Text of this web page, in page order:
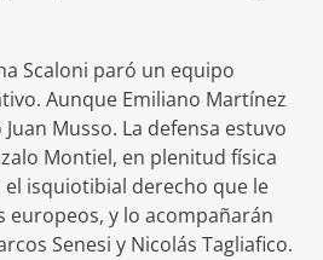
Scaloni paró un equipo
Aunque Emiliano Martínez
Musso. La defensa estuvo
Montiel, en plenitud física
isquiotibial derecho que le
europeos, y lo acompañarán
Senesi y Nicolás Tagliafico.